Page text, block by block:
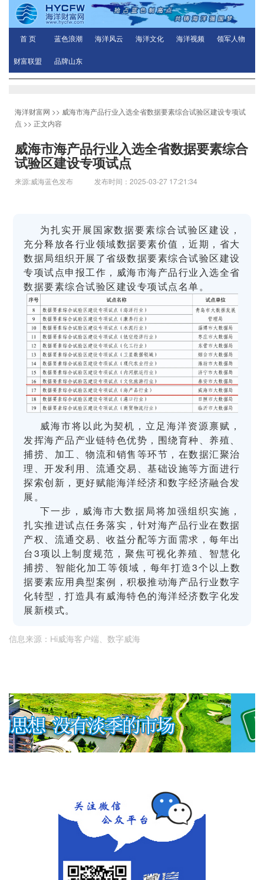
首 页 蓝色浪潮 海洋风云 海洋文化 海洋视频 领军人物
财富联盟 品牌山东
海洋财富网 >> 威海市海产品行业入选全省数据要素综合试验区建设专项试
点 >> 正文内容
威海市海产品行业入选全省数据要素综合
试验区建设专项试点
来源:威海蓝色发布 发布时间：2025-03-27 17:21:34
为扎实开展国家数据要素综合试验区建设，
充分释放各行业领域数据要素价值，近期，省大
数据局组织开展了省级数据要素综合试验区建设
专项试点申报工作，威海市海产品行业入选全省
数据要素综合试验区建设专项试点名单。
威海市将以此为契机，立足海洋资源禀赋，
发挥海产品产业链特色优势，围绕育种、养殖、
捕捞、加工、物流和销售等环节，在数据汇聚治
理、开发利用、流通交易、基础设施等方面进行
探索创新，更好赋能海洋经济和数字经济融合发
展。
下一步，威海市大数据局将加强组织实施，
扎实推进试点任务落实，针对海产品行业在数据
产权、流通交易、收益分配等方面需求，每年出
台3项以上制度规范，聚焦可视化养殖、智慧化
捕捞、智能化加工等领域，每年打造3个以上数
据要素应用典型案例，积极推动海产品行业数字
化转型，打造具有威海特色的海洋经济数字化发
展新模式。
信息来源：Hi威海客户端、数字威海